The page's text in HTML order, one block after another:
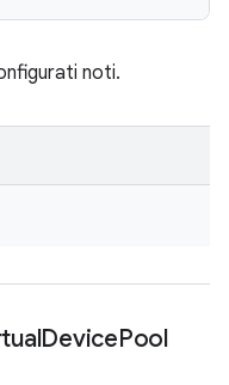
noti.
DevicePool